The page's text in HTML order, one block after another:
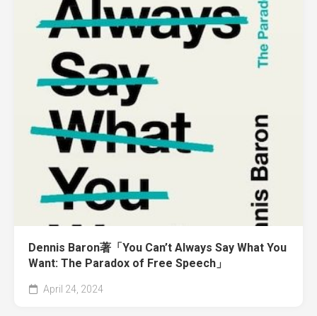
Dennis Baron著「You Can’t Always Say What You
Want: The Paradox of Free Speech」
April 24, 2024